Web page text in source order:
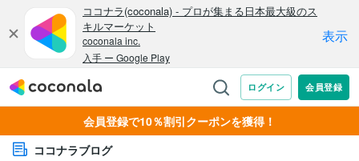
会員登録で10％割引クーポンを獲得！
ココナラブログ